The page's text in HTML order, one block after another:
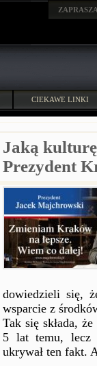
CIEKAWE LINKI
Jaką
Prezydent
dowiedzieli się,
wsparcie z
Tak się składa,
5 lat temu, lecz
ukrywał ten fakt.